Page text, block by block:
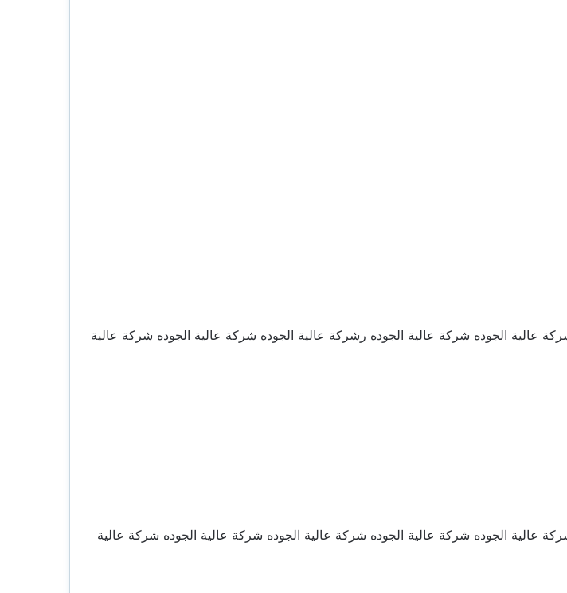
عالية الجوده شركة عالية الجوده رشركة عالية الجوده شركة عالية الجوده شركة عالية
عالية الجوده شركة عالية الجوده شركة عالية الجوده شركة عالية الجوده شركة عالية